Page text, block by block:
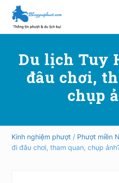
Menu
Skip
main
qua
primary
Hướng
phượt,
và
ngoài
nước
an
Du lịch Tuy
đâu chơi,
chụp
Kinh nghiệm phượt / Phượt miền
đi đâu chơi, tham quan, chụp